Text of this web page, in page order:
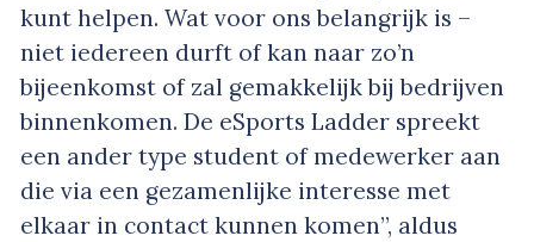
kunt helpen. Wat voor ons belangrijk is –
niet iedereen durft of kan naar zo’n
bijeenkomst of zal gemakkelijk bij bedrijven
binnenkomen. De eSports Ladder spreekt
een ander type student of medewerker aan
die via een gezamenlijke interesse met
elkaar in contact kunnen komen”, aldus